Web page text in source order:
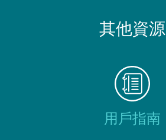
其他資源
用戶指南